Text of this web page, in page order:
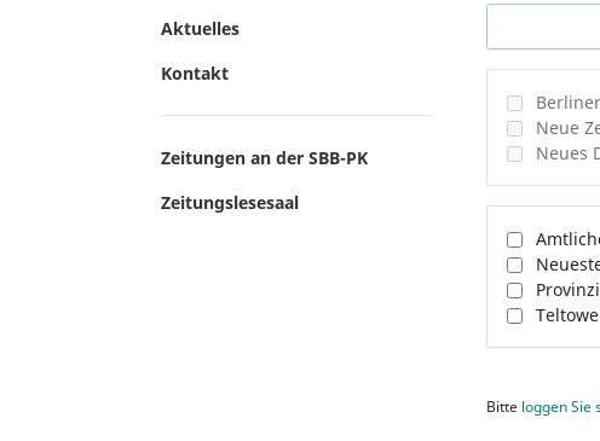
Aktuelles
Kontakt
Zeitungen an der SBB-PK
Zeitungslesesaal
Neue
Neues
Bitte loggen Sie